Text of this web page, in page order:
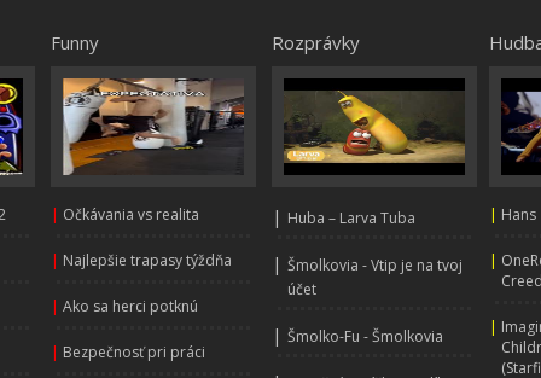
Funny
| Očkávania vs realita
| Najlepšie trapasy týždňa
| Ako sa herci potknú
| Bezpečnosť pri práci
Rozprávky
| Huba – Larva Tuba
| Šmolkovia - Vtip je na tvoj
účet
| Šmolko-Fu - Šmolkovia
|
|
|